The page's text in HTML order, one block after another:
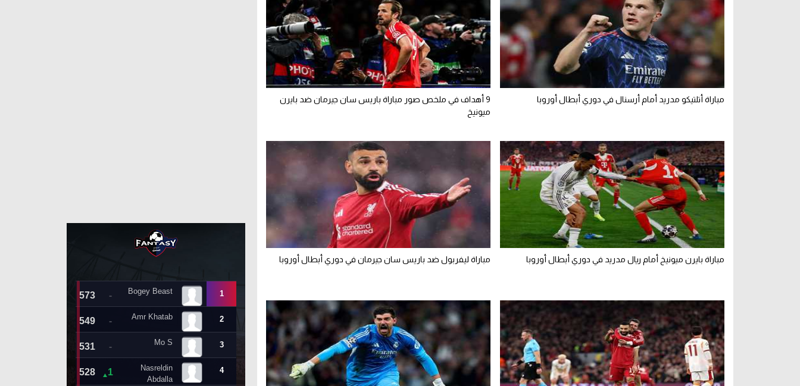
مباراة أتلتيكو مدريد أمام أرسنال في دوري أبطال أوروبا
9 أهداف في ملخص صور مباراة باريس سان جيرمان ضد بايرن
ميونيخ
مباراة بايرن ميونيخ أمام ريال مدريد في دوري أبطال أوروبا مباراة ليفربول ضد باريس سان جيرمان في دوري أبطال أوروبا